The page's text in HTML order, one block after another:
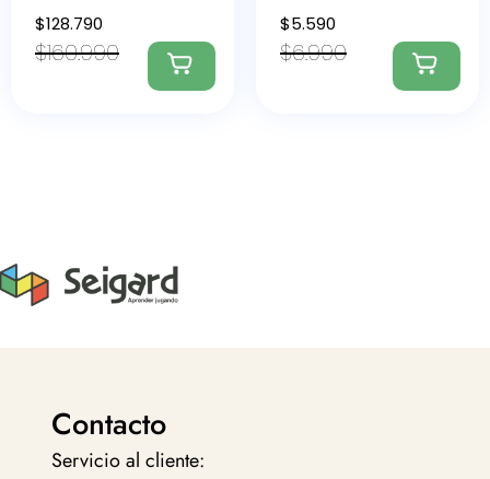
$160.990
$128.790
$6.990
$5.590
Contacto
Servicio al cliente: